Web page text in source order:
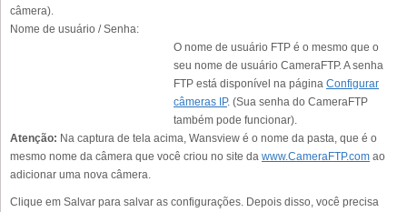
câmera).
Nome de usuário / Senha:
O nome de usuário FTP é o mesmo que o
seu nome de usuário CameraFTP. A senha
FTP está disponível na página Configurar
câmeras IP. (Sua senha do CameraFTP
também pode funcionar).
Atenção: Na captura de tela acima, Wansview é o nome da pasta, que é o
mesmo nome da câmera que você criou no site da www.CameraFTP.com ao
adicionar uma nova câmera.
Clique em Salvar para salvar as configurações. Depois disso, você precisa